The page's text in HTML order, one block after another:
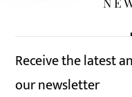
Receive the latest
our newsletter